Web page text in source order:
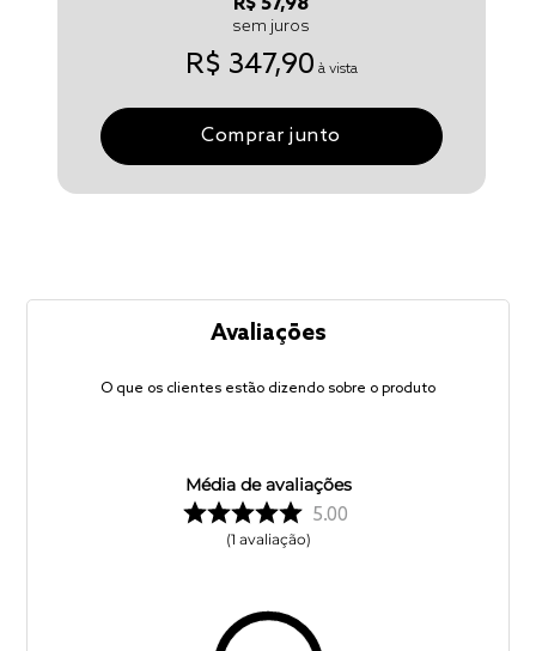
sem juros
R$ 347,90 à vista
Comprar junto
Avaliações
O que os clientes estão dizendo sobre o produto
Média de avaliações
5.00
1 avaliação